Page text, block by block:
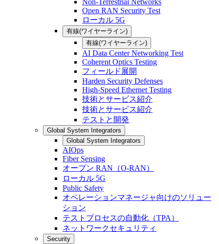
Non-Terrestrial Networks
Open RAN Security Test
ローカル 5G
有線(ワイヤーライン)
有線(ワイヤーライン)
AI Data Center Networking Test
Coherent Optics Testing
フィールド展開
Harden Security Defenses
High-Speed Ethernet Testing
技術とサービス紹介
技術とサービス紹介
テストと開発
Global System Integrators
Global System Integrators
AIOps
Fiber Sensing
オープン RAN（O-RAN）
ローカル 5G
Public Safety
オペレーションマネージャ向けのソリュー
ション
テストプロセスの自動化（TPA）
ネットワークセキュリティ
Security